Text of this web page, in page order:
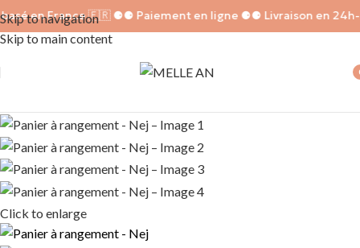
Skip to navigation
Skip to main content
en France 🇫🇷 ⚈⚈ Paiement en ligne ⚈⚈ Livraison en
Click to enlarge